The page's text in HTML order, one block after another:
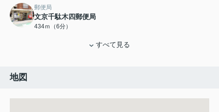
郵便局
文京千駄木四郵便局
434ｍ（6分）
すべて見る
地図